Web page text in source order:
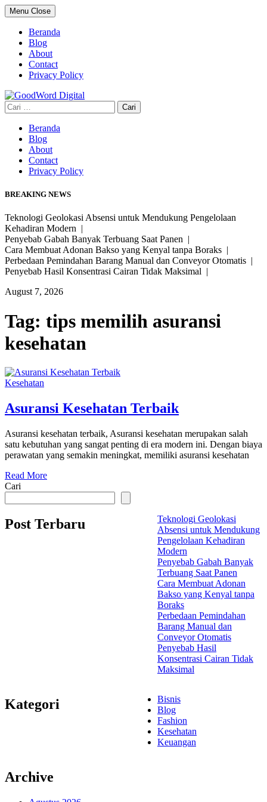
Skip
to
content
Menu Close
Beranda
Blog
About
Contact
Privacy Policy
Cari
untuk:
Beranda
Blog
About
Contact
Privacy Policy
BREAKING NEWS
Teknologi Geolokasi Absensi untuk Mendukung Pengelolaan
Kehadiran Modern |
Penyebab Gabah Banyak Terbuang Saat Panen |
Cara Membuat Adonan Bakso yang Kenyal tanpa Boraks |
Perbedaan Pemindahan Barang Manual dan Conveyor Otomatis |
Penyebab Hasil Konsentrasi Cairan Tidak Maksimal |
August 7, 2026
Tag: tips memilih asuransi
kesehatan
Kesehatan
Asuransi Kesehatan Terbaik
Asuransi kesehatan terbaik, Asuransi kesehatan merupakan salah
satu kebutuhan yang sangat penting di era modern ini. Dengan biaya
perawatan yang semakin meningkat, memiliki asuransi kesehatan
Read More
Cari
Post Terbaru
Teknologi Geolokasi
Absensi untuk Mendukung
Pengelolaan Kehadiran
Modern
Penyebab Gabah Banyak
Terbuang Saat Panen
Cara Membuat Adonan
Bakso yang Kenyal tanpa
Boraks
Perbedaan Pemindahan
Barang Manual dan
Conveyor Otomatis
Penyebab Hasil
Konsentrasi Cairan Tidak
Maksimal
Kategori
Bisnis
Blog
Fashion
Kesehatan
Keuangan
Archive